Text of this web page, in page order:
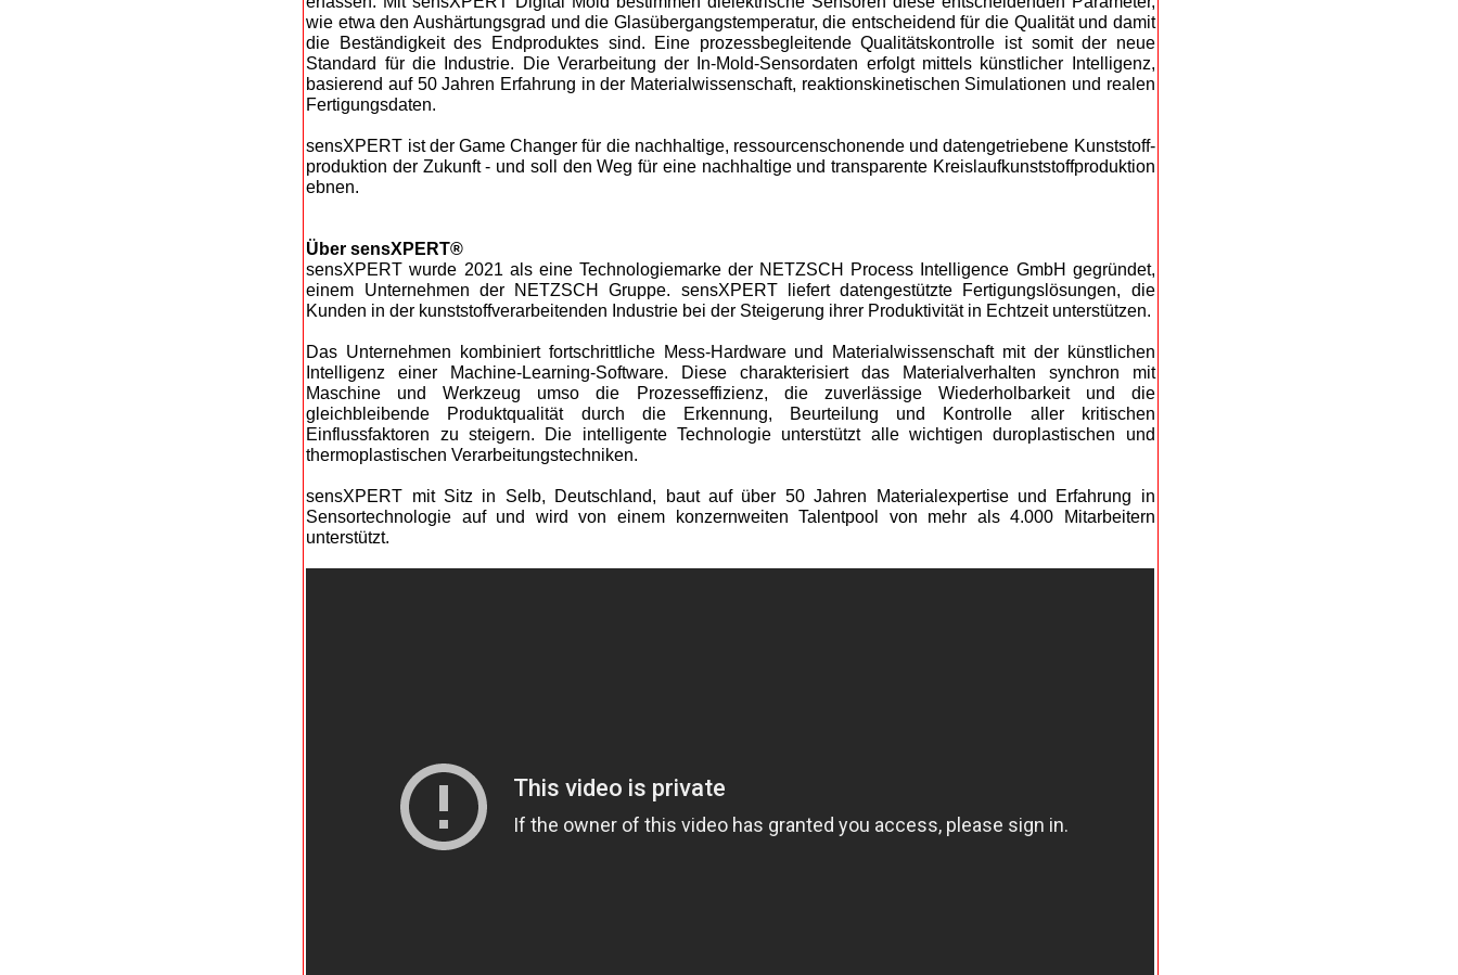
wie etwa den Aushärtungsgrad und die Glasübergangstemperatur, die entscheidend für die Qualität und damit
die Beständigkeit des Endproduktes sind. Eine prozessbegleitende Qualitätskontrolle ist somit der neue
Standard für die Industrie. Die Verarbeitung der In-Mold-Sensordaten erfolgt mittels künstlicher Intelligenz,
basierend auf 50 Jahren Erfahrung in der Materialwissenschaft, reaktionskinetischen Simulationen und realen
Fertigungsdaten.
sensXPERT ist der Game Changer für die nachhaltige, ressourcenschonende und datengetriebene Kunststoff-
produktion der Zukunft - und soll den Weg für eine nachhaltige und transparente Kreislaufkunststoffproduktion
ebnen.
Über sensXPERT®
sensXPERT wurde 2021 als eine Technologiemarke der NETZSCH Process Intelligence GmbH gegründet,
einem Unternehmen der NETZSCH Gruppe. sensXPERT liefert datengestützte Fertigungslösungen, die
Kunden in der kunststoffverarbeitenden Industrie bei der Steigerung ihrer Produktivität in Echtzeit unterstützen.
Das Unternehmen kombiniert fortschrittliche Mess-Hardware und Materialwissenschaft mit der künstlichen
Intelligenz einer Machine-Learning-Software. Diese charakterisiert das Materialverhalten synchron mit
Maschine und Werkzeug umso die Prozesseffizienz, die zuverlässige Wiederholbarkeit und die
gleichbleibende Produktqualität durch die Erkennung, Beurteilung und Kontrolle aller kritischen
Einflussfaktoren zu steigern. Die intelligente Technologie unterstützt alle wichtigen duroplastischen und
thermoplastischen Verarbeitungstechniken.
sensXPERT mit Sitz in Selb, Deutschland, baut auf über 50 Jahren Materialexpertise und Erfahrung in
Sensortechnologie auf und wird von einem konzernweiten Talentpool von mehr als 4.000 Mitarbeitern
unterstützt.